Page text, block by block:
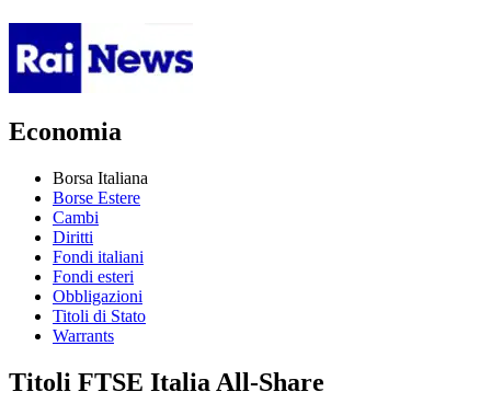
Economia
Borsa Italiana
Borse Estere
Cambi
Diritti
Fondi italiani
Fondi esteri
Obbligazioni
Titoli di Stato
Warrants
Titoli FTSE Italia All-Share